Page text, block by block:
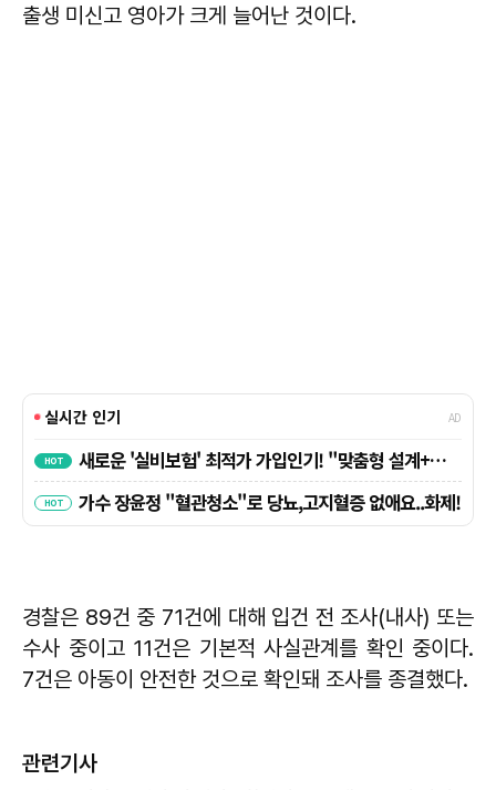
출생 미신고 영아가 크게 늘어난 것이다.
경찰은 89건 중 71건에 대해 입건 전 조사(내사) 또는
수사 중이고 11건은 기본적 사실관계를 확인 중이다.
7건은 아동이 안전한 것으로 확인돼 조사를 종결했다.
관련기사